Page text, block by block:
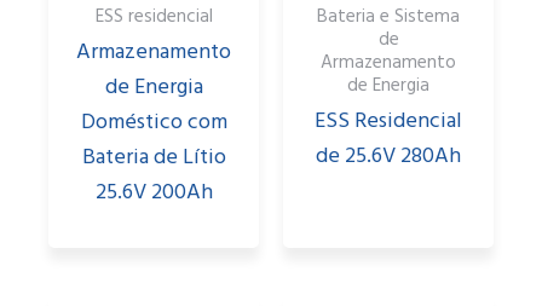
ESS residencial
Armazenamento
de Energia
Doméstico com
Bateria de Lítio
25.6V 200Ah
Bateria e Sistema
de
Armazenamento
de Energia
ESS Residencial
de 25.6V 280Ah